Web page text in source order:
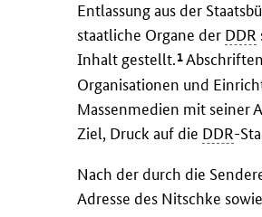
Entlassung aus der
staatliche Organe der DDR
Inhalt gestellt.1
Organisationen und
Massenmedien mit seiner
Ziel, Druck auf die DDR-
Nach der durch die
Adresse des Nitschke